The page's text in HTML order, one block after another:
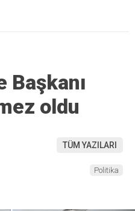
Başkanı
oldu
TÜM YAZILARI
Politika